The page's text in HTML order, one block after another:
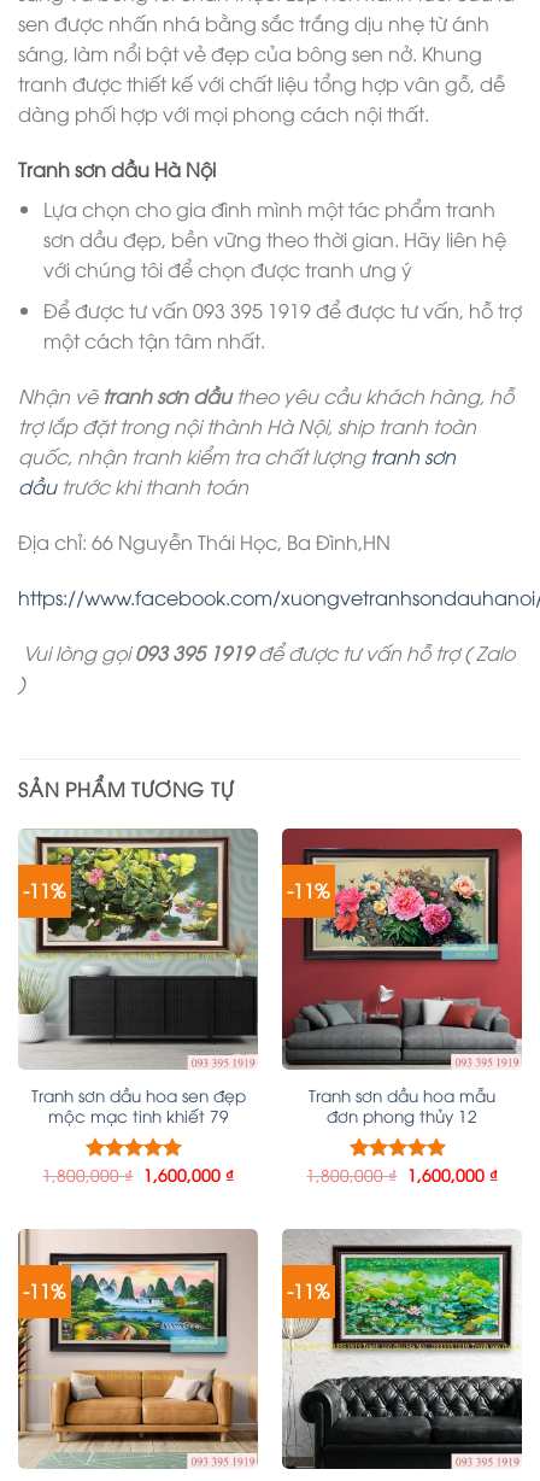
sen được nhấn nhá bằng sắc trắng dịu nhẹ từ ánh
sáng, làm nổi bật vẻ đẹp của bông sen nở. Khung
tranh được thiết kế với chất liệu tổng hợp vân gỗ, dễ
dàng phối hợp với mọi phong cách nội thất.
Tranh sơn dầu Hà Nội
Lựa chọn cho gia đình mình một tác phẩm tranh
sơn dầu đẹp, bền vững theo thời gian. Hãy liên hệ
với chúng tôi để chọn được tranh ưng ý
Để được tư vấn 093 395 1919 để được tư vấn, hỗ trợ
một cách tận tâm nhất.
Nhận vẽ tranh sơn dầutheo yêu cầu khách hàng, hỗ
trợ lắp đặt trong nội thành Hà Nội, ship tranh toàn
quốc, nhận tranh kiểm tra chất lượng tranh sơn
dầutrước khi thanh toán
Địa chỉ: 66 Nguyễn Thái Học, Ba Đình,HN
https://www.facebook.com/
Vui lòng gọi093 395 1919để được tư vấn hỗ trợ ( Zalo
)
SẢN PHẨM TƯƠNG TỰ
-11%
Tranh sơn dầu hoa sen đẹp
mộc mạc tinh khiết 79
Được xếp
1,800,000₫ 1,600,000 ₫
-11%
Tranh sơn dầu hoa mẫu
đơn phong thủy 12
Được xếp
1,800,000₫ 1,600,000 ₫
-11% -11%